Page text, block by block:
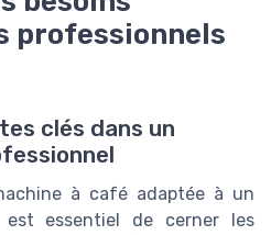
professionnels
clés dans un
à café adaptée à un
est essentiel de cerner les